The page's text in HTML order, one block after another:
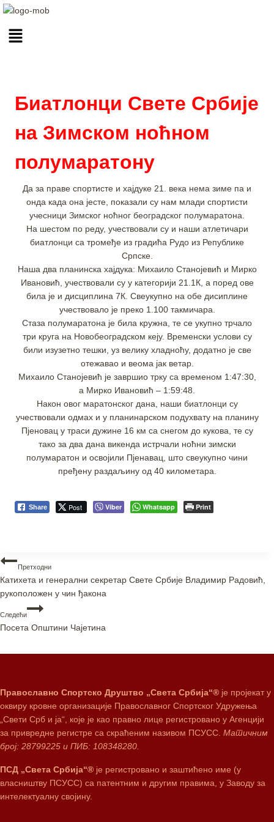
Биатлонци Свете Србије
на Зимском ноћном
полумаратону
Да за праве спортисте и хајдуке 21. века нема зиме па и
онда када она јесте, показали су нам млади спортисти
учесници Зимског ноћног београдског полумаратона.
На шестом по реду, учествовали су и наши атлетичари
биатлонци са тромеђе из градића Рудо из Републике
Српске.
Наша два планинска хајдука: Михаило Станојевић и Мирко
Ивановић, учествовали су у категорији 21.1К, а поред ове
била је и дисциплина 7К. Свеукупно на обе дисиплине
учествовало је преко 1.100 такмичара.
Стаза полумаратона је била кружна, те се укупно трчало
три круга на Новобеоградском кеју. Временски услови су
били изузетно тешки, уз велику хладноћу, додатно је све
отежавао и веома јак ветар.
Михаило Станојевић је завршио трку са временом 1:47:30,
а Мирко Ивановић – 1:59:48.
Након овог маратонског дана, наши биатлонци су
учествовали одмах и у планинарском подухвату на планину
Пјеновац у траси дужине 16 км са снегом до кукова, те су
тако за два дана викенда истрчали ноћни зимски
полумаратон и освојили Пјенавац, што свеукупно чини
пређену раздаљину од 40 километара.
Share Post Viber Whatsapp Print
Претходни
Катихета и генерални секретар Свете Србије Владимир Радовић,
рукоположен у чин ђакона
Следећи
Посета Општини Чајетина
Православно Спортско Друштво „Света Србија“® је пројекат у
оквиру кровне организације Православног Спортског Удружења
„Свети Срб и ја“, које је као правно лице регистровано у Агенцији
за привредне регистре са скраћеним називом ПСУСС. Матичним
број: 28799225 и ПИБ: 108348280.
ПСД „Света Србија“® је регистровано и заштићено име (у
власништву ПСУСС) са патентним и другим правима, у Заводу за
интелектуалну својину.